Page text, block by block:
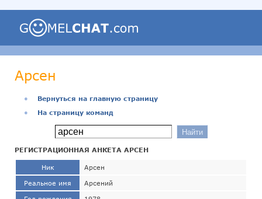
Арсен
●
Вернуться на главную страницу
●
На страницу команд
РЕГИСТРАЦИОННАЯ АНКЕТА АРСЕН
Ник Арсен
Реальное имя Арсений